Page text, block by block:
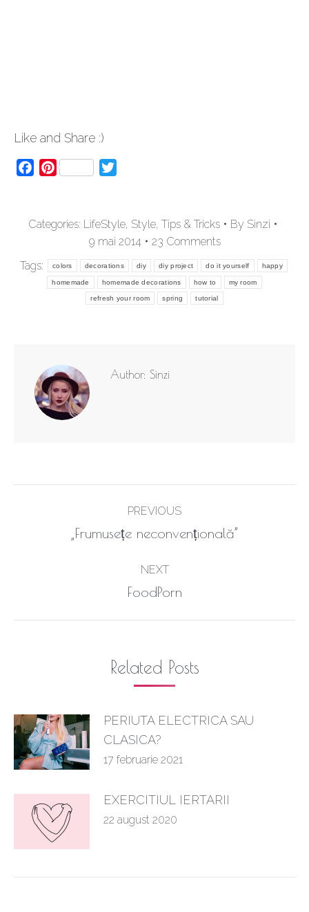
Like and Share :)
FacebookPinterest
Categories: LifeStyle, Style, Tips & Tricks By Sinzi
9 mai 2014
23 Comments
Tags:
colors decorations diy diy project do it yourself happy
homemade homemade decorations how to my room
refresh your room spring tutorial
Author: Sinzi
navigation
PREVIOUS
Previous
„Frumusețe neconvențională”
NEXT
Next
FoodPorn
Related Posts
PERIUTA ELECTRICA SAU
CLASICA?
17 februarie 2021
EXERCITIUL IERTARII
22 august 2020